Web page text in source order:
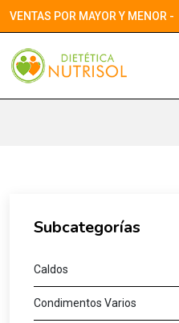
VENTAS POR MAYOR Y MENOR -
Subcategorías
Caldos
Condimentos Varios